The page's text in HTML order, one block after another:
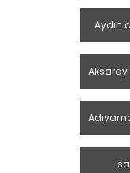
Aydın
Aksaray